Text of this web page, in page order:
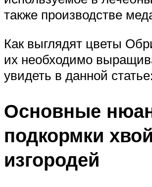
также производстве
Как выглядят цветы
их необходимо
увидеть в данной статье:
Основные
подкормки
изгородей